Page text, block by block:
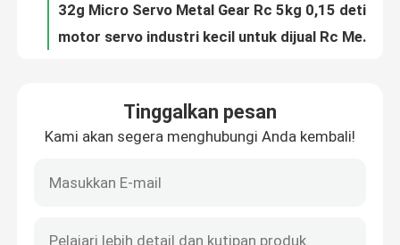
Hubungi kami
Motor RC Servo
Motor servo mini
Motor Servo Standar
Motor Servo Industri Tanpa Sikat 180 Derajat 35kg 8.4V BL1028HV
Tinggalkan pesan
Kami akan segera menghubungi Anda kembali!